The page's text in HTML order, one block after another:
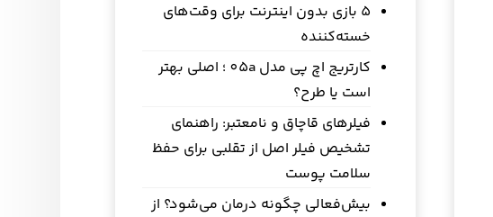
5 بازی بدون اینترنت برای وقت‌های
خسته‌کننده
کارتریج اچ پی مدل 05a ؛ اصلی بهتر
است یا طرح؟
فیلرهای قاچاق و نامعتبر: راهنمای
تشخیص فیلر اصل از تقلبی برای حفظ
سلامت پوست
بیش‌فعالی چگونه درمان می‌شود؟ از